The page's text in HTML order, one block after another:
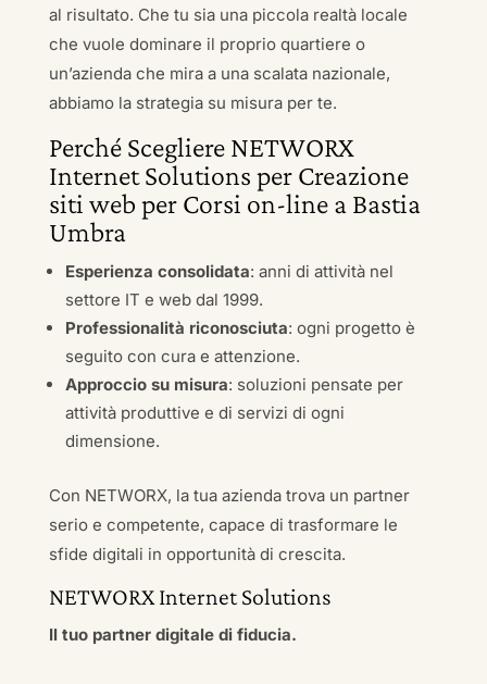
al risultato. Che tu sia una piccola realtà locale
che vuole dominare il proprio quartiere o
un’azienda che mira a una scalata nazionale,
abbiamo la strategia su misura per te.
Perché Scegliere NETWORX
Internet Solutions per Creazione
siti web per Corsi on-line a Bastia
Umbra
Esperienza consolidata: anni di attività nel
settore IT e web dal 1999.
Professionalità riconosciuta: ogni progetto è
seguito con cura e attenzione.
Approccio su misura: soluzioni pensate per
attività produttive e di servizi di ogni
dimensione.
Con NETWORX, la tua azienda trova un partner
serio e competente, capace di trasformare le
sfide digitali in opportunità di crescita.
NETWORX Internet Solutions
Il tuo partner digitale di fiducia.